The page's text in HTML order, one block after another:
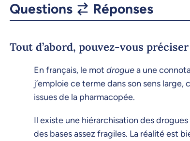
Questions Réponses
Tout d’abord, pouvez-vous
En français, le mot droguea une
j’emploie ce terme dans son sens
issues de la pharmacopée.
Il existe une hiérarchisation des
des bases assez fragiles. La réalité est